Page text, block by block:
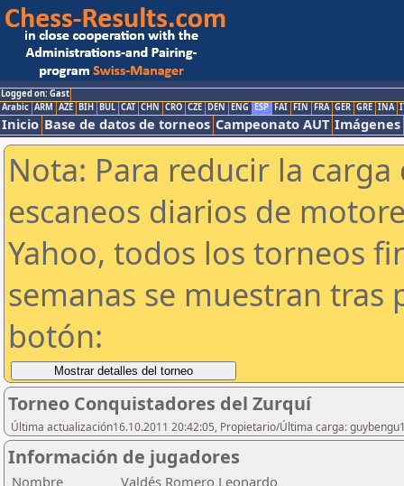
Logged on: Gast
Arabic ARM AZE BIH BUL CAT CHN CRO CZE DEN ENG ESP FAI FIN FRA GER GRE INA
Inicio Base de datos de torneos Campeonato AUT Imágenes
Nota: Para reducir la
escaneos diarios de
Yahoo, todos los torneos
semanas se muestran tras
botón:
Torneo Conquistadores del Zurquí
Última actualización16.10.2011 20:42:05, Propietario/Última carga:
Información de jugadores
Nombre
Valdés Romero Leonardo